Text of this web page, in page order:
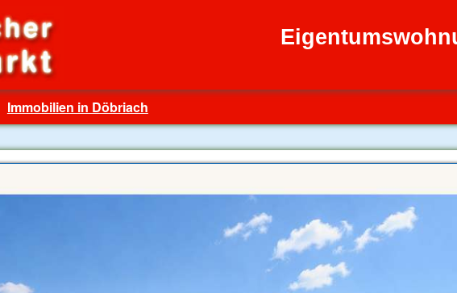
Immobilien in Döbriach